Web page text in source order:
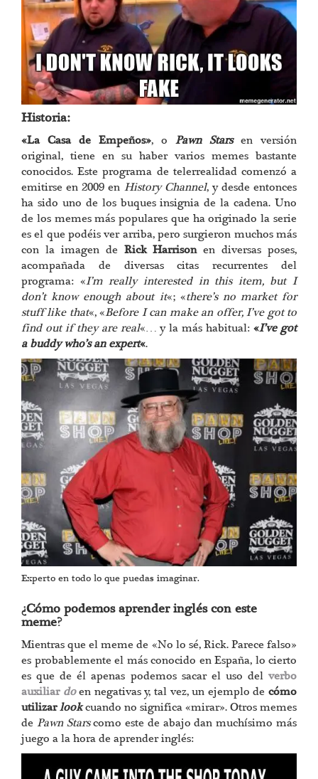
Historia:
«La Casa de Empeños», o Pawn Stars en versión
original, tiene en su haber varios memes bastante
conocidos. Este programa de telerrealidad comenzó a
emitirse en 2009 en History Channel, y desde entonces
ha sido uno de los buques insignia de la cadena. Uno
de los memes más populares que ha originado la serie
es el que podéis ver arriba, pero surgieron muchos más
con la imagen de Rick Harrisonen diversas poses,
acompañada de diversas citas recurrentes del
programa: «I’m really interested in this item, but I
don’t know enough about it«; «there’s no market for
stuff like that«, «Before I can make an offer, I’ve got to
find out if they are real«… y la más habitual:«I’ve got
a buddy who’s an expert«.
Experto en todo lo que puedas imaginar.
¿Cómo podemos aprender inglés con este
meme?
Mientras que el meme de «No lo sé, Rick. Parece falso»
es probablemente el más conocido en España, lo cierto
es que de él apenas podemos sacar el uso del verbo
auxiliar do en negativas y, tal vez, un ejemplo decómo
utilizarlookcuando no significa «mirar». Otros memes
de Pawn Starscomo este de abajo dan muchísimo más
juego a la hora de aprender inglés: